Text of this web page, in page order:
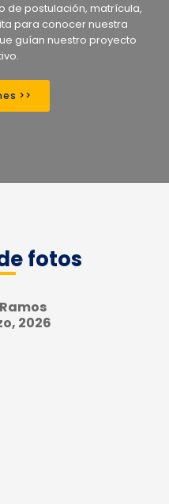
de postulación, matrícula,
para conocer nuestra
guían nuestro proyecto
>>
fotos
2026